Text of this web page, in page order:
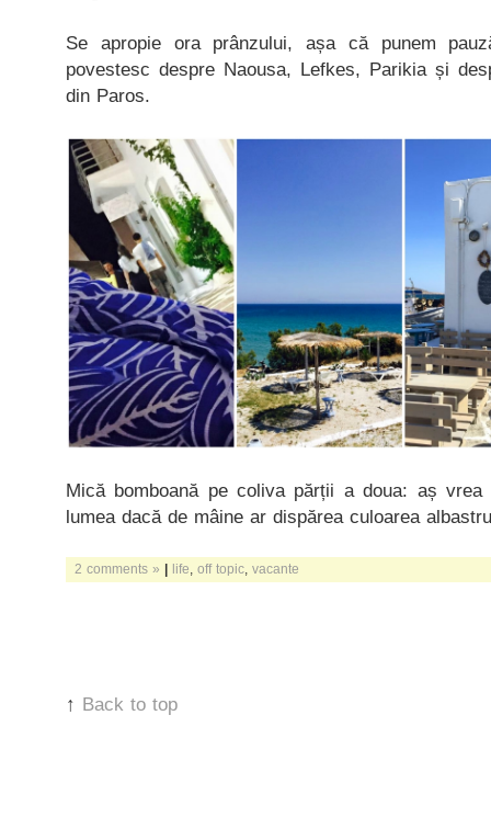
Se apropie ora prânzului, așa că punem
povestesc despre Naousa, Lefkes, Parikia și
din Paros.
Mică bomboană pe coliva părții a doua: aș
lumea dacă de mâine ar dispărea culoarea
2 comments » | life off topic vacante
↑ Back to top